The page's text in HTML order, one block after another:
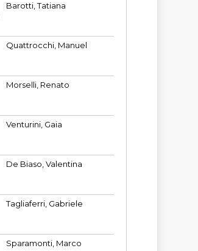
Barotti, Tatiana
Quattrocchi, Manuel
Morselli, Renato
Venturini, Gaia
De Biaso, Valentina
Tagliaferri, Gabriele
Sparamonti, Marco